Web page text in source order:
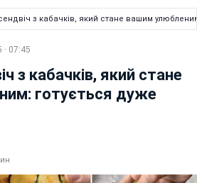
з кабачків, який стане вашим
· 07:45
з кабачків, який стане
готується дуже